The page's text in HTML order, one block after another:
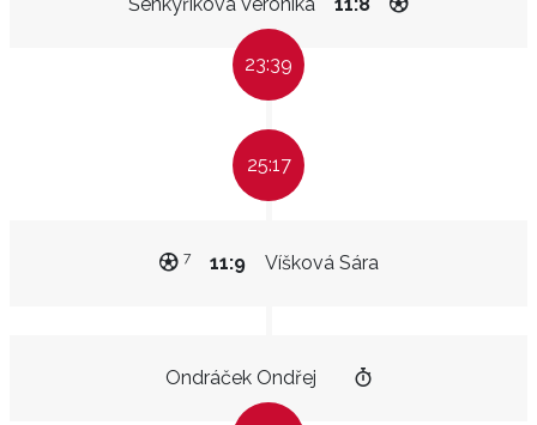
23:39
25:17
Víšková Sára
11:9
7
Ondráček Ondřej